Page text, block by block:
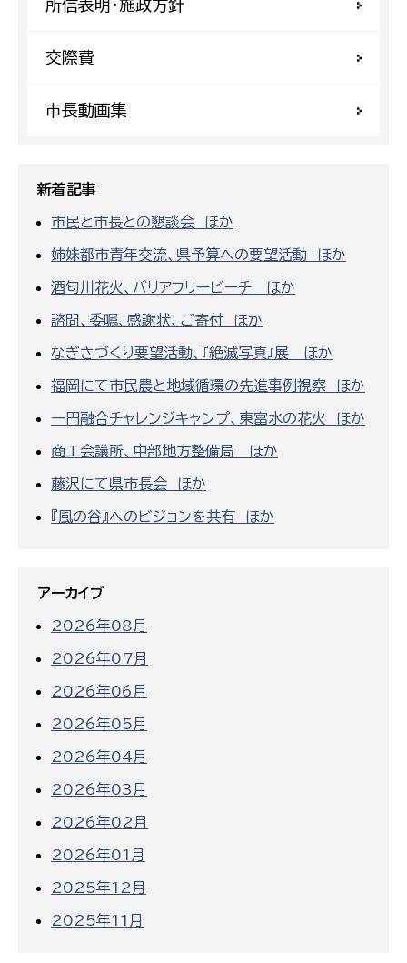
所信表明・施政方針
交際費
市長動画集
新着記事
市民と市長との懇談会 ほか
姉妹都市青年交流、県予算への要望活動 ほか
酒匂川花火、バリアフリービーチ ほか
諮問、委嘱、感謝状、ご寄付 ほか
なぎさづくり要望活動、『絶滅写真』展 ほか
福岡にて市民農と地域循環の先進事例視察 ほか
一円融合チャレンジキャンプ、東富水の花火 ほか
商工会議所、中部地方整備局 ほか
藤沢にて県市長会 ほか
『風の谷』へのビジョンを共有 ほか
アーカイブ
2026年08月
2026年07月
2026年06月
2026年05月
2026年04月
2026年03月
2026年02月
2026年01月
2025年12月
2025年11月